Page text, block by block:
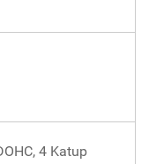
4 Katup